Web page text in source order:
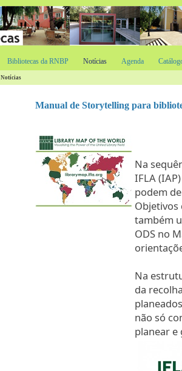
Bibliotecas da RNBP Notícias Agenda
Notícias
Manual de Storytelling para
Na
IFLA
podem
Objetivos
também
ODS no
Na
da
não só
planear